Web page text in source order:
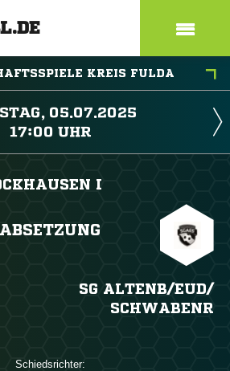
KREIS FULDA

 
I
ABSETZUNG
SG ALTENB/​EUD/​
SCHWABENR
Schiedsrichter: